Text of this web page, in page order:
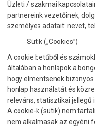
Üzleti / szakmai
partnereink vezetőinek,
személyes adatait: nevet,
Sütik („Cookies”)
A cookie betűből és
általában a honlapok a
hogy elmentsenek
honlap használatát és
releváns, statisztikai jellegű
A cookie-k (sütik) nem
nem alkalmasak az egyéni